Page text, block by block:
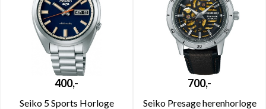
400,-
Seiko 5 Sports Horloge
700,-
Seiko Presage herenhorloge